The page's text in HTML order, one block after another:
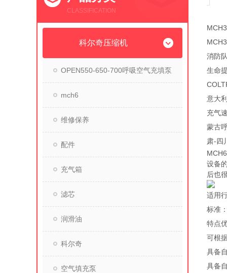
CLASSIFICATION
科尔奇压缩机
OPEN550-650-700呼吸空气充填泵
mch6
维修保养
配件
充气箱
滤芯
润滑油
科尔奇
空气填充泵
消防
生命
意大
充气
蒙古
肃-四
设备
后也
适用
标准
特点
可根
具备
具备